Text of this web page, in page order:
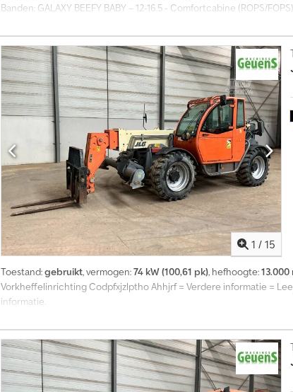
Banden: GALAXY BEEFY BABY – 12-16.5 - Comfortcabine (ROPS/
wielbesturing - Servo éénhendelbediening - Q-Fit aanbouwframe
voor/achter - Armsteun - Elektronische handrem Direct inzetbaar,
prijs gesteld. Op verzoek bieden wij u graag een lease- of
informatie vindt u op onze homepage. Fouten en tussentijdse
motor: Diesel Hefcapaciteit: 2.500 kg Neem contact op met Tobias
1 / 15
Toestand:gebruikt, vermogen:74 kW (100,61 pk), hefhoogte:13.000
Vorkheffelinrichting Codpfxjzlptho Ahhjrf = Verdere informatie =
informatie.